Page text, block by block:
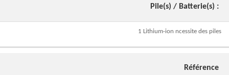
Pile(s) / Batterie(s) :
1 Lithium-ion ncessite des piles
Référence